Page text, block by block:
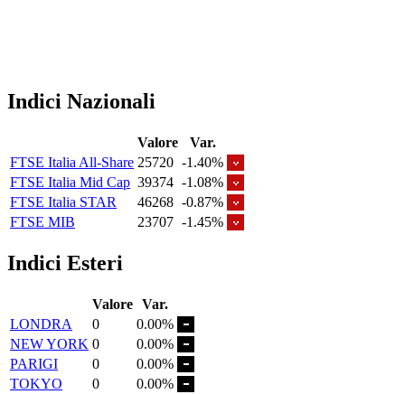
Indici Nazionali
Valore
Var.
FTSE Italia All-Share 25720 -1.40%
FTSE Italia Mid Cap 39374 -1.08%
FTSE Italia STAR
46268 -0.87%
FTSE MIB
23707 -1.45%
Indici Esteri
Valore Var.
LONDRA
0
0.00%
NEW YORK 0
0.00%
PARIGI
0
0.00%
TOKYO
0
0.00%